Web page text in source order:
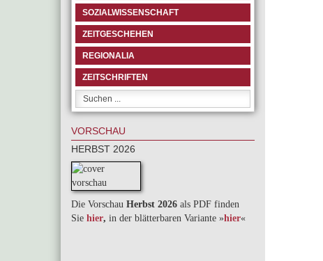
SOZIALWISSENSCHAFT
ZEITGESCHEHEN
REGIONALIA
ZEITSCHRIFTEN
VORSCHAU
HERBST 2026
Die Vorschau Herbst 2026 als PDF finden
Sie hier, in der blätterbaren Variante »hier«